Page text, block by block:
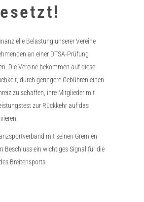
Belastung unserer Vereine
an einer DTSA-Prüfung
Die Vereine bekommen auf diese
durch geringere Gebühren einen
zu schaffen, ihre Mitglieder mit
zur Rückkehr auf das
mit seinen Gremien
Beschluss ein wichtiges Signal für die
Breitensports.